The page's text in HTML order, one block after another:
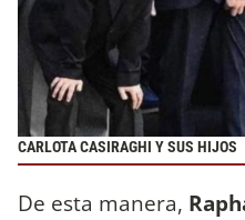
CARLOTA CASIRAGHI Y SUS HIJOS
De esta manera,